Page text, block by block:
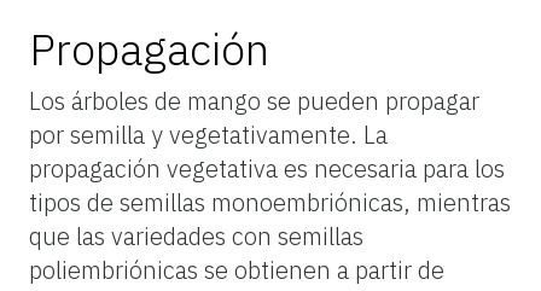
Propagación
Los árboles de mango se pueden propagar
por semilla y vegetativamente. La
propagación vegetativa es necesaria para los
tipos de semillas monoembriónicas, mientras
que las variedades con semillas
poliembriónicas se obtienen a partir de